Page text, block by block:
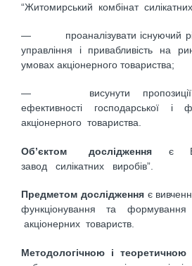
“Житомирський комбінат
— проаналізувати існуючий
управління і привабливість на
умовах акціонерного товариства;
— висунути пропозиції
ефективності господарської і
акціонерного товариства.
Об’єктом дослідження є
завод силікатних виробів”.
Предметом дослідженняє
функціонування та формування
акціонерних товариств.
Методологічною і